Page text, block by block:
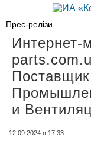
Прес-релізи
Интернет-
и
12.09.2024 в 17:33